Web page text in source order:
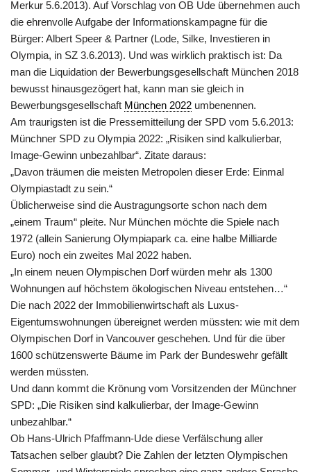
Merkur 5.6.2013). Auf Vorschlag von OB Ude übernehmen auch
die ehrenvolle Aufgabe der Informationskampagne für die
Bürger: Albert Speer & Partner (Lode, Silke, Investieren in
Olympia, in SZ 3.6.2013). Und was wirklich praktisch ist: Da
man die Liquidation der Bewerbungsgesellschaft München 2018
bewusst hinausgezögert hat, kann man sie gleich in
Bewerbungsgesellschaft München 2022 umbenennen.
Am traurigsten ist die Pressemitteilung der SPD vom 5.6.2013:
Münchner SPD zu Olympia 2022: „Risiken sind kalkulierbar,
Image-Gewinn unbezahlbar“. Zitate daraus:
„Davon träumen die meisten Metropolen dieser Erde: Einmal
Olympiastadt zu sein.“
Üblicherweise sind die Austragungsorte schon nach dem
„einem Traum“ pleite. Nur München möchte die Spiele nach
1972 (allein Sanierung Olympiapark ca. eine halbe Milliarde
Euro) noch ein zweites Mal 2022 haben.
„In einem neuen Olympischen Dorf würden mehr als 1300
Wohnungen auf höchstem ökologischen Niveau entstehen…“
Die nach 2022 der Immobilienwirtschaft als Luxus-
Eigentumswohnungen übereignet werden müssten: wie mit dem
Olympischen Dorf in Vancouver geschehen. Und für die über
1600 schützenswerte Bäume im Park der Bundeswehr gefällt
werden müssten.
Und dann kommt die Krönung vom Vorsitzenden der Münchner
SPD: „Die Risiken sind kalkulierbar, der Image-Gewinn
unbezahlbar.“
Ob Hans-Ulrich Pfaffmann-Ude diese Verfälschung aller
Tatsachen selber glaubt? Die Zahlen der letzten Olympischen